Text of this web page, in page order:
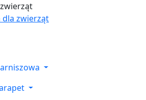
dla zwierząt